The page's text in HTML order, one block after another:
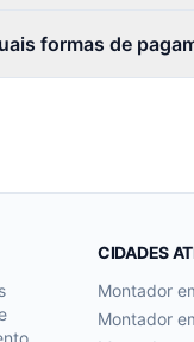
formas de
CIDADES
Montador
Montador